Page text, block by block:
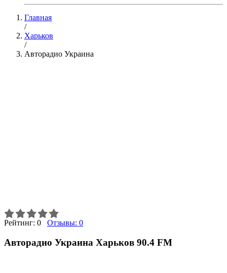
Главная
/
Харьков
/
Авторадио Украина
Рейтинг: 0 Отзывы: 0
Авторадио Украина Харьков 90.4 FM